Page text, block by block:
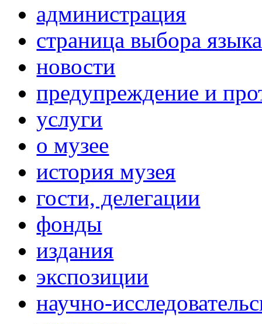
администрация
страница выбора языка
новости
предупреждение и
услуги
о музее
история музея
гости, делегации
фонды
издания
экспозиции
научно-